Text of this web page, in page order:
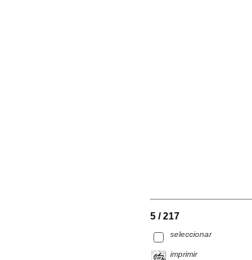
5 / 217
seleccionar
imprimir